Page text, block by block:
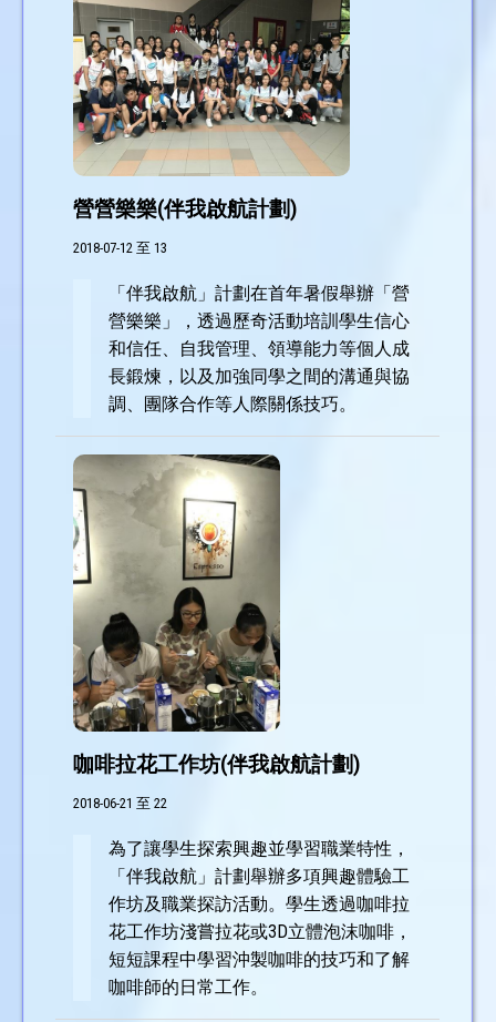
營營樂樂(伴我啟航計劃)
2018-07-12 至 13
「伴我啟航」計劃在首年暑假舉辦「營
營樂樂」，透過歷奇活動培訓學生信心
和信任、自我管理、領導能力等個人成
長鍛煉，以及加強同學之間的溝通與協
調、團隊合作等人際關係技巧。
咖啡拉花工作坊(伴我啟航計劃)
2018-06-21 至 22
為了讓學生探索興趣並學習職業特性，
「伴我啟航」計劃舉辦多項興趣體驗工
作坊及職業探訪活動。學生透過咖啡拉
花工作坊淺嘗拉花或3D立體泡沫咖啡，
短短課程中學習沖製咖啡的技巧和了解
咖啡師的日常工作。